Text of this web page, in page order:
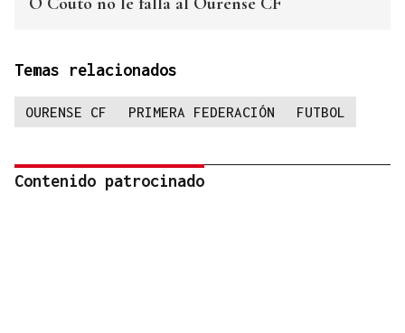
Temas relacionados
OURENSE CF PRIMERA FEDERACIÓN FUTBOL
Contenido patrocinado